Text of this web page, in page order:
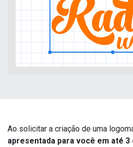
Ao solicitar a criação de uma
apresentada para você em até 3